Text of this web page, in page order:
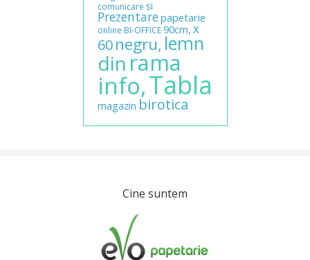
comunicare si
Prezentarepapetarie
online BI-OFFICE 90cm, x
60 negru, lemn
din rama
info,Tabla
magazin birotica
Cine suntem